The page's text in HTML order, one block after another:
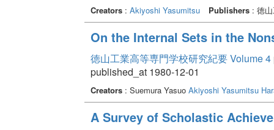
Creators: Akiyoshi Yasumitsu Publishers: 徳山
On the Internal Sets in the
徳山工業高等専門学校研究紀要 Volume 4
published_at 1980-12-01
Creators: Suemura Yasuo Akiyoshi Yasumitsu
A Survey of Scholastic